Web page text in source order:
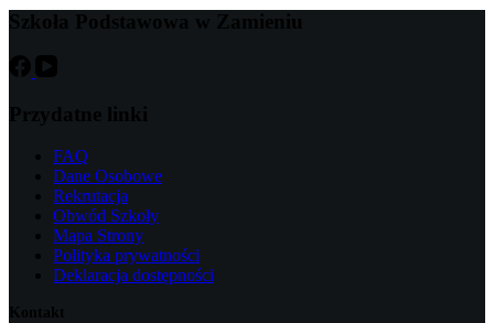
Szkoła Podstawowa w Zamieniu
Przydatne linki
FAQ
Dane Osobowe
Rekrutacja
Obwód Szkoły
Mapa Strony
Polityka prywatności
Deklaracja dostępności
Kontakt